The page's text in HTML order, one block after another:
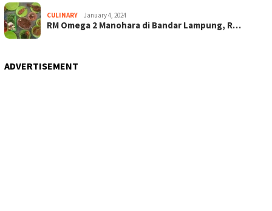
CULINARY January 4, 2024
RM Omega 2 Manohara di Bandar Lampung, R…
ADVERTISEMENT